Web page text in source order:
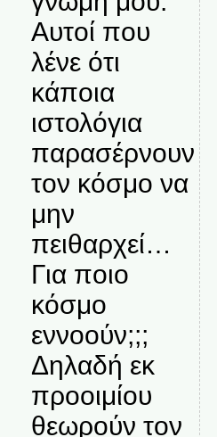
Αυτοί που
λένε ότι
κάποια
ιστολόγια
παρασέρνουν
τον κόσμο να
μην
πειθαρχεί…
Για ποιο
κόσμο
εννοούν;;;
Δηλαδή εκ
προοιμίου
θεωρούν τον